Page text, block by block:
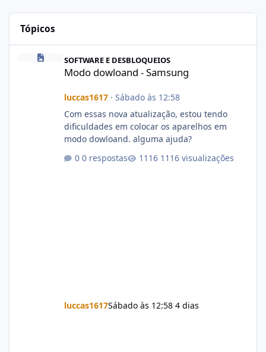
Tópicos
Modo dowloand - Samsung
SOFTWARE E DESBLOQUEIOS
Modo dowloand - Samsung
luccas1617· Sábado às 12:58
Com essas nova atualização, estou tendo
dificuldades em colocar os aparelhos em
modo dowloand. alguma ajuda?
0 respostas
1116 visualizações
luccas1617Sábado às 12:58 4 dias